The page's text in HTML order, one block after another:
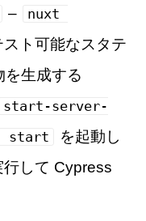
–
nuxt
ト可能なスタテ
を生成する
start-server-
start
を起動し
行して Cypress